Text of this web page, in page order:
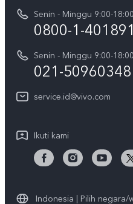
Y05
X300 Pro
Gerai Terdekat
Otentikasi IMEI
Kebijakan Garansi vivo
Layanan Perbaikan Antar
Unduh LUT untuk Memulihkan
Pemberitahuan Hukum
Tentang Kami
Pusat Privasi vivo
Senin - Minggu 9:00-
0800-1-401891
Senin - Minggu 9:00-18:00
021-50960348
service.id@vivo.com
Ikuti kami
Indonesia | Pilih negara/